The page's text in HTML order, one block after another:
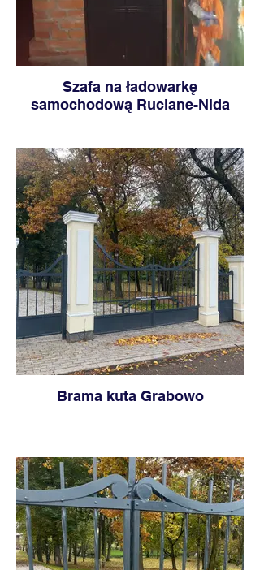
Szafa na ładowarkę
samochodową Ruciane-Nida
Brama kuta Grabowo